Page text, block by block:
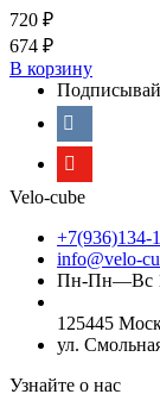
720 ₽
674 ₽
В корзину
Velo-cube
+7(936)134-
info@velo-
Пн-Пн—Вс
125445
ул.
Узнайте о нас